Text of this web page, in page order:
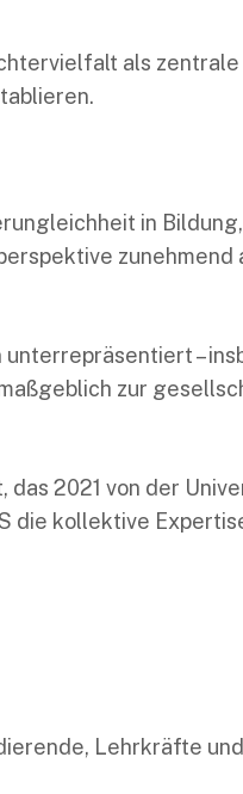
als zentrale
in
zunehmend
–
zur
2021 von der
die kollektive
Lehrkräfte